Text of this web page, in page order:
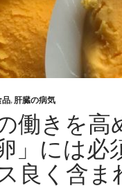
品, 肝臓の病気
働きを高
」には
良く含ま